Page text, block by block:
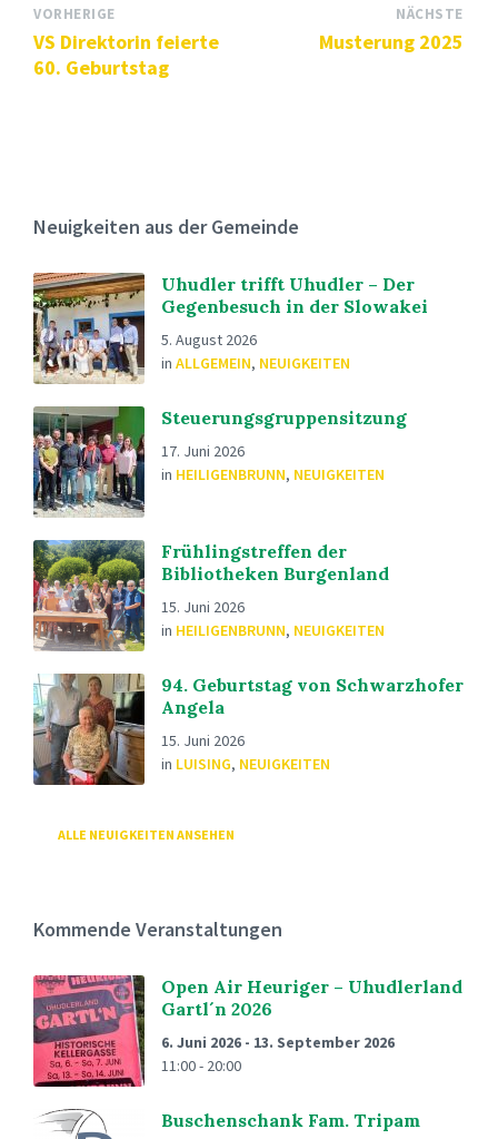
VORHERIGE
VS Direktorin feierte
60. Geburtstag
NÄCHSTE
Musterung 2025
Neuigkeiten aus der Gemeinde
Uhudler trifft Uhudler – Der
Gegenbesuch in der Slowakei
5. August 2026
in ALLGEMEIN, NEUIGKEITEN
Steuerungsgruppensitzung
17. Juni 2026
in HEILIGENBRUNN, NEUIGKEITEN
Frühlingstreffen der
Bibliotheken Burgenland
15. Juni 2026
in HEILIGENBRUNN, NEUIGKEITEN
94. Geburtstag von Schwarzhofer
Angela
15. Juni 2026
in LUISING, NEUIGKEITEN
ALLE NEUIGKEITEN ANSEHEN
Kommende Veranstaltungen
Open Air Heuriger – Uhudlerland
Gartl´n 2026
6. Juni 2026 - 13. September 2026
11:00 - 20:00
Buschenschank Fam. Tripam